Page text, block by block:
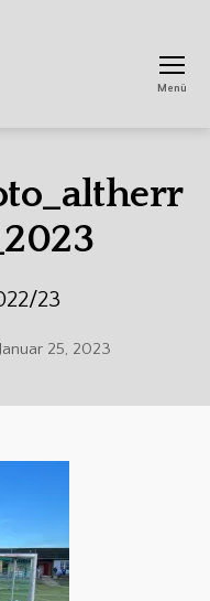
Menü
23
Januar 25, 2023